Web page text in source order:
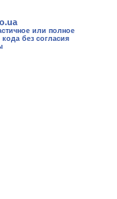
или полное
без согласия